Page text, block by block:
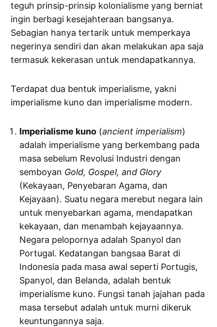
teguh prinsip-prinsip kolonialisme yang berniat
ingin berbagi kesejahteraan bangsanya.
Sebagian hanya tertarik untuk memperkaya
negerinya sendiri dan akan melakukan apa saja
termasuk kekerasan untuk mendapatkannya.
Terdapat dua bentuk imperialisme, yakni
imperialisme kuno dan imperialisme modern.
Imperialisme kuno (ancient imperialism)
adalah imperialisme yang berkembang pada
masa sebelum Revolusi Industri dengan
semboyan Gold, Gospel, and Glory
(Kekayaan, Penyebaran Agama, dan
Kejayaan). Suatu negara merebut negara lain
untuk menyebarkan agama, mendapatkan
kekayaan, dan menambah kejayaannya.
Negara pelopornya adalah Spanyol dan
Portugal. Kedatangan bangsaa Barat di
Indonesia pada masa awal seperti Portugis,
Spanyol, dan Belanda, adalah bentuk
imperialisme kuno. Fungsi tanah jajahan pada
masa tersebut adalah untuk murni dikeruk
keuntungannya saja.